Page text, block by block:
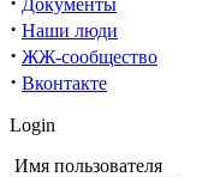
Документы
· Наши люди
· ЖЖ-сообщество
· Вконтакте
Login
Имя пользователя